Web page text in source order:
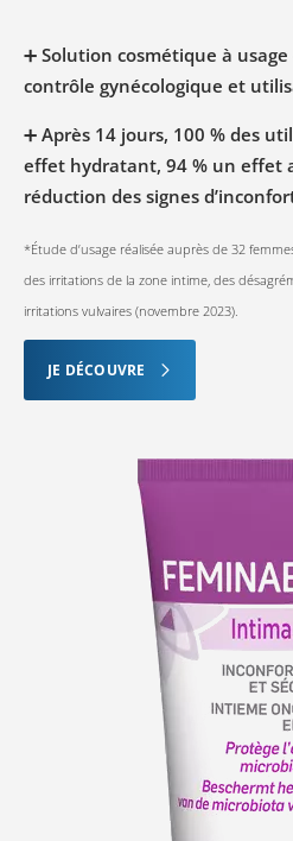
➕ Solution cosmétique à
contrôle gynécologique et
➕ Après 14 jours, 100 % des
effet hydratant, 94 % un effet
réduction des signes
*Étude d’usage réalisée auprès de 32
des irritations de la zone intime, des
irritations vulvaires (novembre 2023).
JE DÉCOUVRE